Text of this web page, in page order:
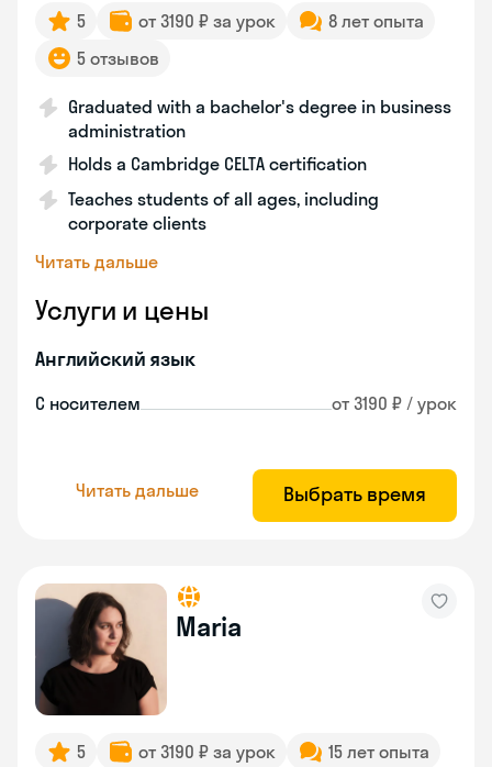
5 от 3190 ₽ за урок
8 лет опыта
5 отзывов
Graduated with a bachelor's degree in business
administration
Holds a Cambridge CELTA certification
Teaches students of all ages, including
corporate clients
Читать дальше
Услуги и цены
Английский язык
С носителем от 3190 ₽ / урок
Читать дальше Выбрать время
Maria
5 от 3190 ₽ за урок
15 лет опыта